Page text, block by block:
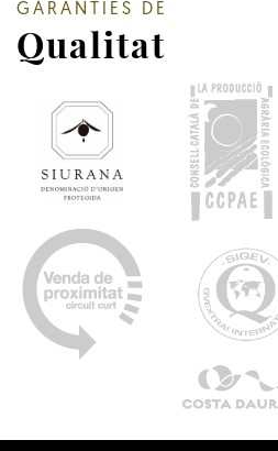
GARANTIES DE
Qualitat